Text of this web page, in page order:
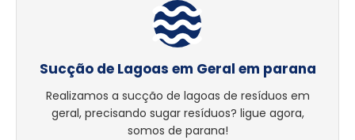
Sucção de Lagoas em Geral em parana
Realizamos a sucção de lagoas de resíduos em
geral, precisando sugar resíduos? ligue agora,
somos de parana!